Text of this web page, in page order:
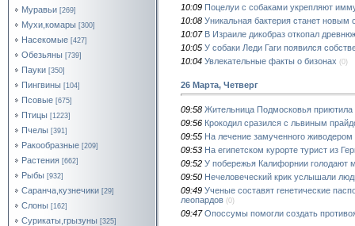
Муравьи [269]
Мухи,комары [300]
Насекомые [427]
Обезьяны [739]
Пауки [350]
Пингвины [104]
Псовые [675]
Птицы [1223]
Пчелы [391]
Ракообразные [209]
Растения [662]
Рыбы [932]
Саранча,кузнечики [29]
Слоны [162]
Сурикаты,грызуны [325]
10:09 Поцелуи с собаками укрепляют
10:08 Уникальная бактерия станет новым
10:07 В Израиле дикобраз откопал
10:05 У собаки Леди Гаги появился
10:04 Увлекательные факты о бизонах (0)
26 Марта, Четверг
09:58 Жительница Подмосковья приютила
09:56 Крокодил сразился с львиным
09:55 На лечение замученного
09:53 На египетском курорте турист из
09:52 У побережья Калифорнии голодают
09:50 Нечеловеческий крик услышали
09:49 Ученые составят генетические
леопардов (0)
09:47 Опоссумы помогли создать